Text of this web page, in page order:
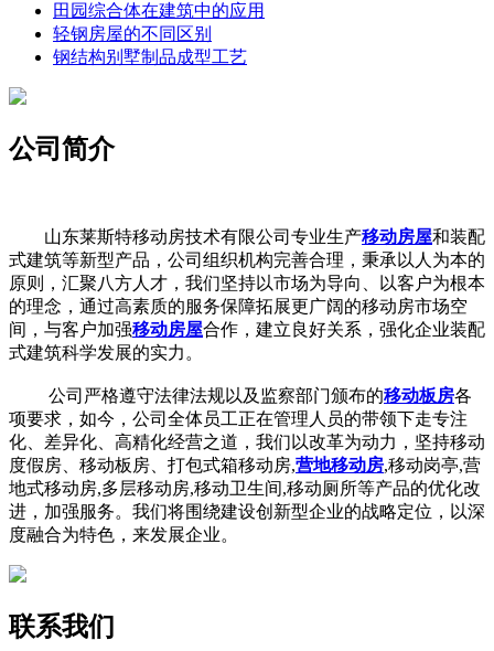
田园综合体在建筑中的应用
轻钢房屋的不同区别
钢结构别墅制品成型工艺
公司简介
山东莱斯特移动房技术有限公司专业生产移动房屋和装配
式建筑等新型产品，公司组织机构完善合理，秉承以人为本的
原则，汇聚八方人才，我们坚持以市场为导向、以客户为根本
的理念，通过高素质的服务保障拓展更广阔的移动房市场空
间，与客户加强移动房屋合作，建立良好关系，强化企业装配
式建筑科学发展的实力。
公司严格遵守法律法规以及监察部门颁布的移动板房各
项要求，如今，公司全体员工正在管理人员的带领下走专注
化、差异化、高精化经营之道，我们以改革为动力，坚持移动
度假房、移动板房、打包式箱移动房,营地移动房,移动岗亭,营
地式移动房,多层移动房,移动卫生间,移动厕所等产品的优化改
进，加强服务。我们将围绕建设创新型企业的战略定位，以深
度融合为特色，来发展企业。
联系我们